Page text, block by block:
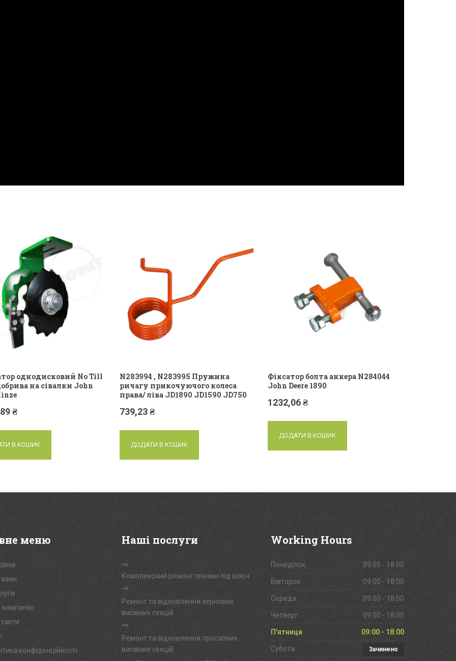
однодисковий No Till
на сівалки John
₴
В КОШИК
N283994 , N283995 Пружина
ричагу прикочуючого колеса
права/ ліва JD1890 JD1590 JD750
739,23₴
ДОДАТИ В КОШИК
Фіксатор болта анкера N284044
John Deere 1890
1232,06₴
ДОДАТИ В КОШИК
меню
компанію
конфіденційності
Наші послуги
Комплексний ремонт техніки під ключ
Ремонт та відновлення зернових
висівних секцій
Ремонт та відновлення просапних
висівних секцій
Working Hours
Понеділок 09:00 - 18:00
Вівторок 09:00 - 18:00
Середа 09:00 - 18:00
Четверг 09:00 - 18:00
П'ятниця 09:00 - 18:00
Субота Зачинено